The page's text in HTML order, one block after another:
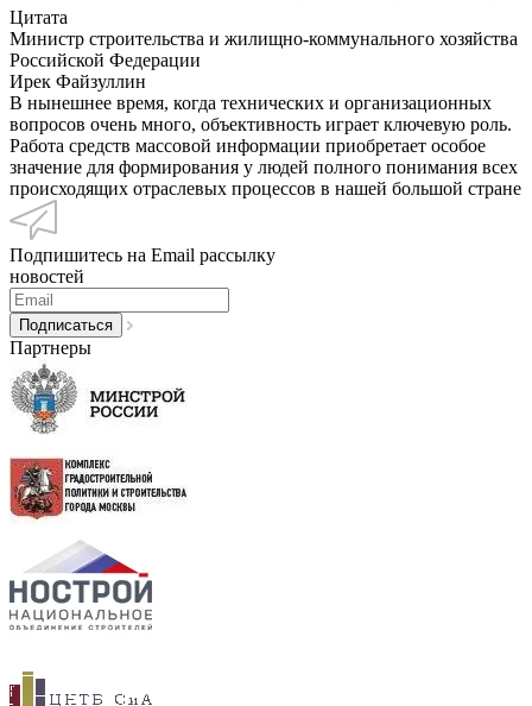
Цитата
Министр строительства и жилищно-коммунального хозяйства
Российской Федерации
Ирек Файзуллин
В нынешнее время, когда технических и организационных
вопросов очень много, объективность играет ключевую роль.
Работа средств массовой информации приобретает особое
значение для формирования у людей полного понимания всех
происходящих отраслевых процессов в нашей большой стране
Подпишитесь на Email рассылку
новостей
Партнеры